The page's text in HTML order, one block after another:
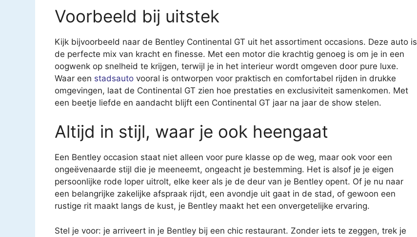
Voorbeeld bij uitstek
Kijk bijvoorbeeld naar de Bentley Continental GT uit het assortiment occasions. Deze auto is
de perfecte mix van kracht en finesse. Met een motor die krachtig genoeg is om je in een
oogwenk op snelheid te krijgen, terwijl je in het interieur wordt omgeven door pure luxe.
Waar een stadsauto vooral is ontworpen voor praktisch en comfortabel rijden in drukke
omgevingen, laat de Continental GT zien hoe prestaties en exclusiviteit samenkomen. Met
een beetje liefde en aandacht blijft een Continental GT jaar na jaar de show stelen.
Altijd in stijl, waar je ook heengaat
Een Bentley occasion staat niet alleen voor pure klasse op de weg, maar ook voor een
ongeëvenaarde stijl die je meeneemt, ongeacht je bestemming. Het is alsof je je eigen
persoonlijke rode loper uitrolt, elke keer als je de deur van je Bentley opent. Of je nu naar
een belangrijke zakelijke afspraak rijdt, een avondje uit gaat in de stad, of gewoon een
rustige rit maakt langs de kust, je Bentley maakt het een onvergetelijke ervaring.
Stel je voor: je arriveert in je Bentley bij een chic restaurant. Zonder iets te zeggen, trek je